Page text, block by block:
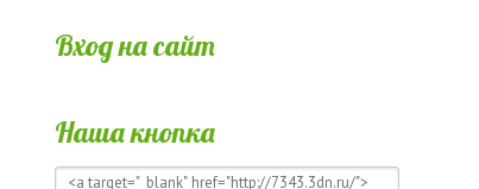
Вход на сайт
Наша кнопка